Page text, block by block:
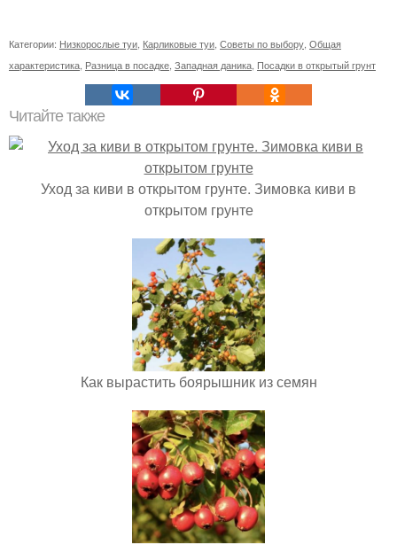
Категории: Низкорослые туи Карликовые туи Советы по выбору Общая
характеристика Разница в посадке Западная даника Посадки в открытый грунт
Читайте также
Уход за киви в открытом грунте. Зимовка киви в
открытом грунте
Как вырастить боярышник из семян